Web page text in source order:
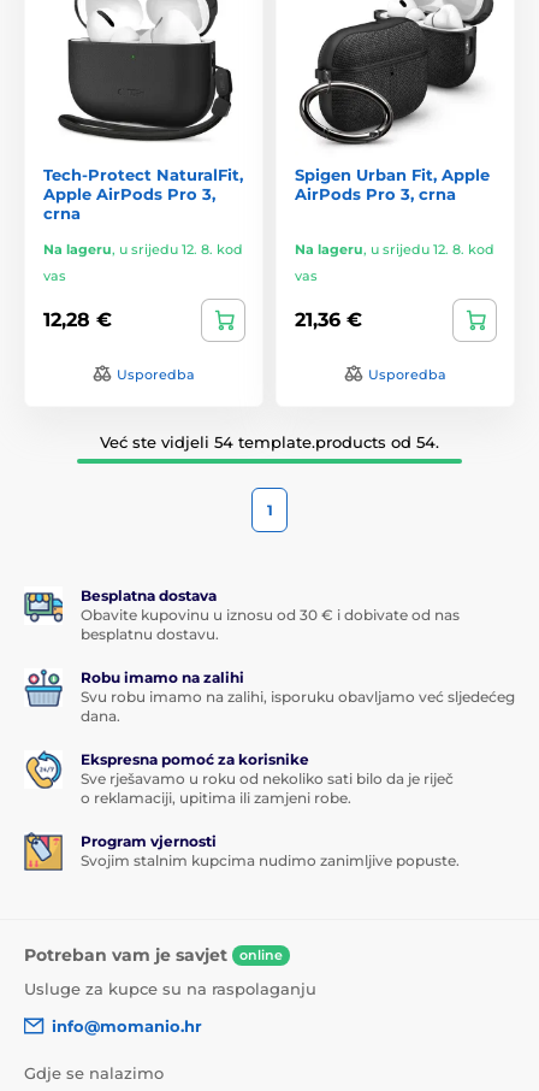
Tech-Protect NaturalFit,
Apple AirPods Pro 3,
crna
Na lageru, u srijedu 12. 8. kod
vas
12,28 €
Usporedba
Spigen Urban Fit, Apple
AirPods Pro 3, crna
Na lageru, u srijedu 12. 8. kod
vas
21,36 €
Usporedba
Već ste vidjeli 54 template.products od 54.
1
Besplatna dostava
Obavite kupovinu u iznosu od 30 € i dobivate od nas
besplatnu dostavu.
Robu imamo na zalihi
Svu robu imamo na zalihi, isporuku obavljamo već sljedećeg
dana.
Ekspresna pomoć za korisnike
Sve rješavamo u roku od nekoliko sati bilo da je riječ
o reklamaciji, upitima ili zamjeni robe.
Program vjernosti
Svojim stalnim kupcima nudimo zanimljive popuste.
Potreban vam je savjet online
Usluge za kupce su na raspolaganju
info@momanio.hr
Gdje se nalazimo